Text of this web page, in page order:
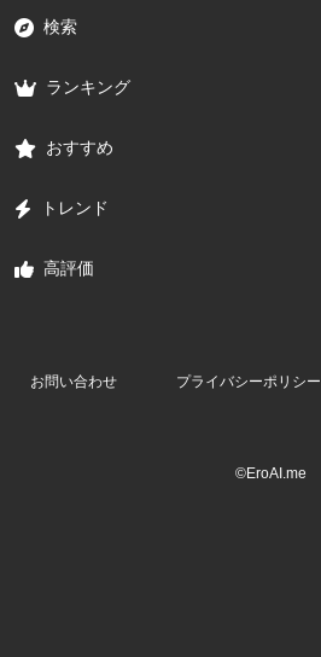
検索
ランキング
おすすめ
トレンド
高評価
お問い合わせ プライバシーポリシー
©EroAI.me